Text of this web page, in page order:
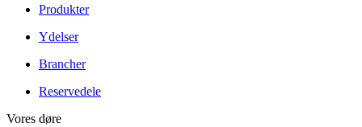
Produkter
Ydelser
Brancher
Reservedele
Vores døre